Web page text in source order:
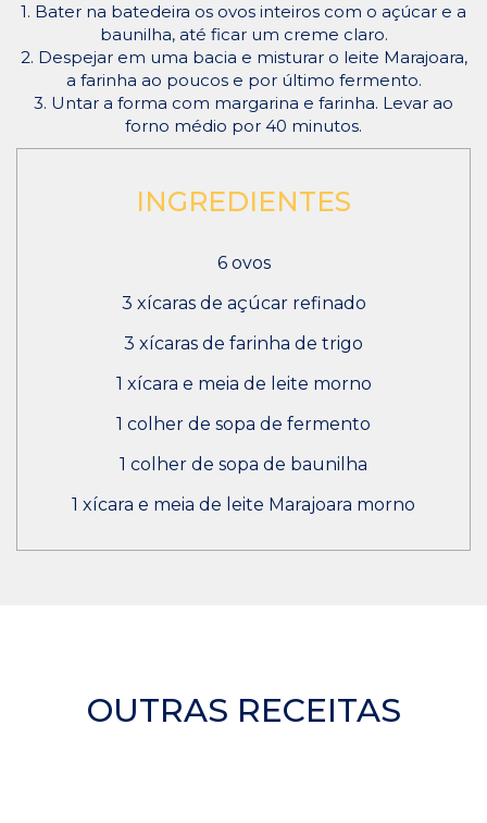
1. Bater na batedeira os ovos inteiros com o açúcar e a
baunilha, até ficar um creme claro.
2. Despejar em uma bacia e misturar o leite Marajoara,
a farinha ao poucos e por último fermento.
3. Untar a forma com margarina e farinha. Levar ao
forno médio por 40 minutos.
INGREDIENTES
6 ovos
3 xícaras de açúcar refinado
3 xícaras de farinha de trigo
1 xícara e meia de leite morno
1 colher de sopa de fermento
1 colher de sopa de baunilha
1 xícara e meia de leite Marajoara morno
OUTRAS RECEITAS